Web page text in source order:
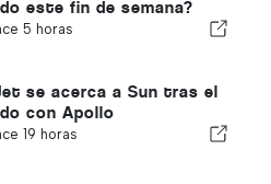
este fin de semana?
5 horas
se acerca a Sun tras el
con Apollo
19 horas